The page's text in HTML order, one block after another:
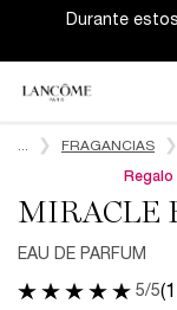
Durante
FRAGANCIAS
Regalo
MIRACLE
EAU DE PARFUM
5/5